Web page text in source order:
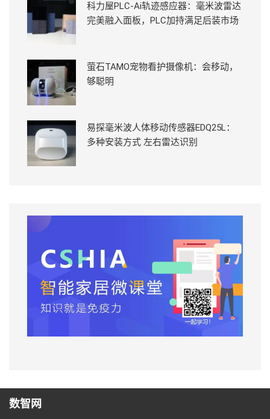
科力屋PLC-Ai轨迹感应器：毫米波雷达
完美融入面板，PLC加持满足后装市场
萤石TAMO宠物看护摄像机：会移动，
够聪明
易探毫米波人体移动传感器EDQ25L：
多种安装方式 左右雷达识别
数智网